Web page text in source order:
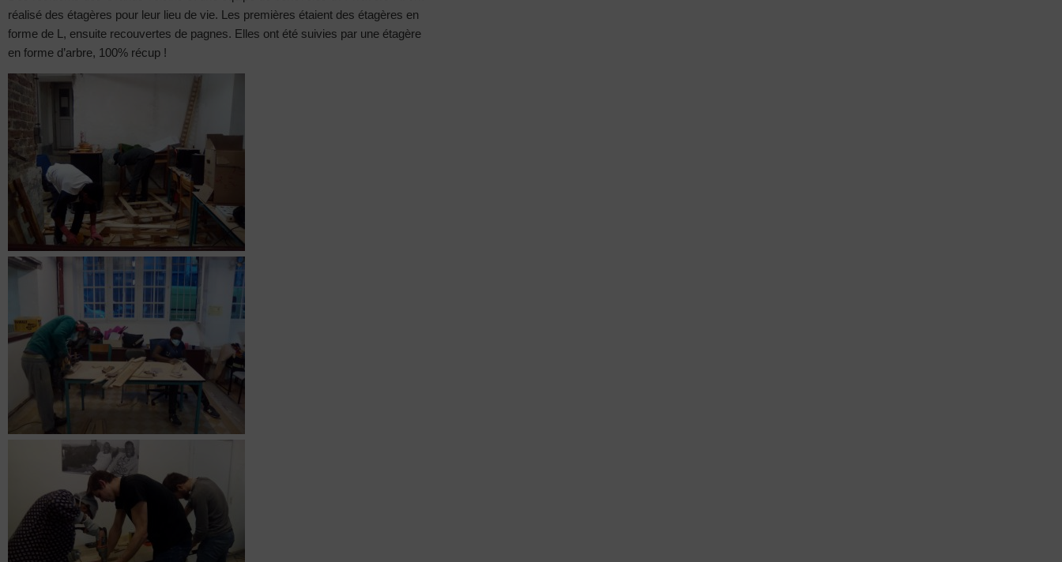
réalisé des étagères pour leur lieu de vie. Les premières étaient des étagères en
forme de L, ensuite recouvertes de pagnes. Elles ont été suivies par une étagère
en forme d’arbre, 100% récup !